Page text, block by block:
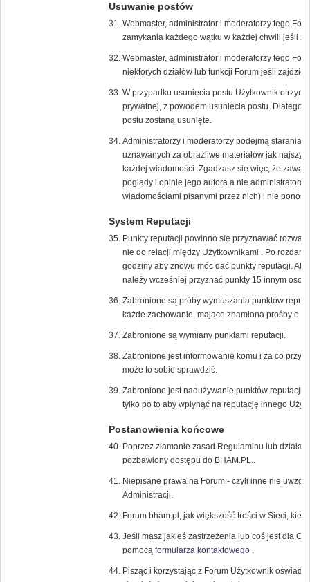
Usuwanie postów
Webmaster, administrator i moderatorzy tego
zamykania każdego wątku w każdej chwili jeśli
Webmaster, administrator i moderatorzy tego
niektórych działów lub funkcji Forum jeśli zajdzie
W przypadku usunięcia postu Użytkownik
prywatnej, z powodem usunięcia postu. Dlatego
postu zostaną usunięte.
Administratorzy i moderatorzy podejmą starania
uznawanych za obraźliwe materiałów jak
każdej wiadomości. Zgadzasz się więc, że
poglądy i opinie jego autora a nie
wiadomościami pisanymi przez nich) i nie
System Reputacji
Punkty reputacji powinno się przyznawać
nie do relacji między Użytkownikami . Po
godziny aby znowu móc dać punkty reputacji.
należy wcześniej przyznać punkty 15 innym
Zabronione są próby wymuszania punktów
każde zachowanie, mające znamiona prośby o
Zabronione są wymiany punktami reputacji.
Zabronione jest informowanie komu i za co
może to sobie sprawdzić.
Zabronione jest nadużywanie punktów reputacji,
tylko po to aby wpłynąć na reputację innego
Postanowienia końcowe
Poprzez złamanie zasad Regulaminu lub
pozbawiony dostępu do BHAM.PL..
Niepisane prawa na Forum - czyli inne nie
Administracji.
Forum bham.pl, jak większość treści w Sieci,
Jeśli masz jakieś zastrzeżenia lub coś jest dla
pomocą formularza kontaktowego.
Pisząc i korzystając z Forum Użytkownik